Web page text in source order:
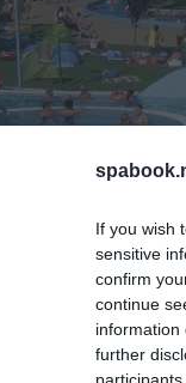
If you wish
sensitive
confirm
continue
information
further